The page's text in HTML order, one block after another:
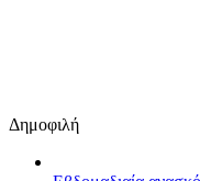
Δημοφιλή